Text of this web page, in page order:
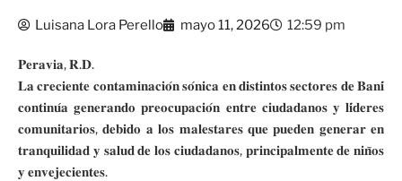
Luisana Lora Perello mayo 11, 2026 12:59 pm
𝐏𝐞𝐫𝐚𝐯𝐢𝐚, 𝐑.𝐃.
𝐋𝐚 𝐜𝐫𝐞𝐜𝐢𝐞𝐧𝐭𝐞 𝐜𝐨𝐧𝐭𝐚𝐦𝐢𝐧𝐚𝐜𝐢𝐨́𝐧 𝐬𝐨́𝐧𝐢𝐜𝐚 𝐞𝐧 𝐝𝐢𝐬𝐭𝐢𝐧𝐭𝐨𝐬 𝐬𝐞𝐜𝐭𝐨𝐫𝐞𝐬 𝐝𝐞 𝐁𝐚𝐧𝐢́
𝐜𝐨𝐧𝐭𝐢𝐧𝐮́𝐚 𝐠𝐞𝐧𝐞𝐫𝐚𝐧𝐝𝐨 𝐩𝐫𝐞𝐨𝐜𝐮𝐩𝐚𝐜𝐢𝐨́𝐧 𝐞𝐧𝐭𝐫𝐞 𝐜𝐢𝐮𝐝𝐚𝐝𝐚𝐧𝐨𝐬 𝐲 𝐥𝐢́𝐝𝐞𝐫𝐞𝐬
𝐜𝐨𝐦𝐮𝐧𝐢𝐭𝐚𝐫𝐢𝐨𝐬, 𝐝𝐞𝐛𝐢𝐝𝐨 𝐚 𝐥𝐨𝐬 𝐦𝐚𝐥𝐞𝐬𝐭𝐚𝐫𝐞𝐬 𝐪𝐮𝐞 𝐩𝐮𝐞𝐝𝐞𝐧 𝐠𝐞𝐧𝐞𝐫𝐚𝐫 𝐞𝐧
𝐭𝐫𝐚𝐧𝐪𝐮𝐢𝐥𝐢𝐝𝐚𝐝 𝐲 𝐬𝐚𝐥𝐮𝐝 𝐝𝐞 𝐥𝐨𝐬 𝐜𝐢𝐮𝐝𝐚𝐝𝐚𝐧𝐨𝐬, 𝐩𝐫𝐢𝐧𝐜𝐢𝐩𝐚𝐥𝐦𝐞𝐧𝐭𝐞 𝐝𝐞 𝐧𝐢𝐧̃𝐨𝐬
𝐲 𝐞𝐧𝐯𝐞𝐣𝐞𝐜𝐢𝐞𝐧𝐭𝐞𝐬.